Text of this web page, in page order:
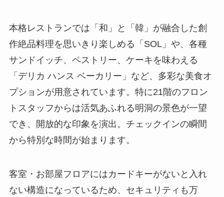
本格レストランでは「和」と「韓」が融合した創
作絶品料理を思いきり楽しめる「SOL」や、各種
サンドイッチ、ペストリー、ケーキを味わえる
「デリカ ハンス ベーカリー」など、多彩な美食オ
プションが用意されています。特に21階のフロン
トスタッフからは活気あふれる明洞の景色が一望
でき、開放的な印象を演出。チェックインの瞬間
から特別な時間が始まります。
客室・お部屋フロアにはカードキーがないと入れ
ない構造になっているため、セキュリティも万